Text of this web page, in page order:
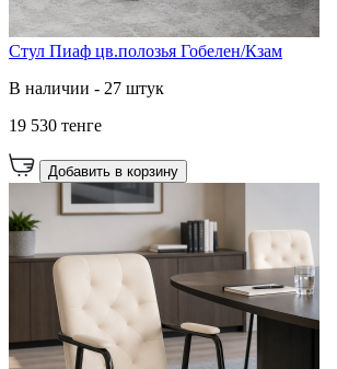
Стул Пиаф цв.полозья Гобелен/Кзам
В наличии - 27 штук
19 530 тенге
Добавить в корзину